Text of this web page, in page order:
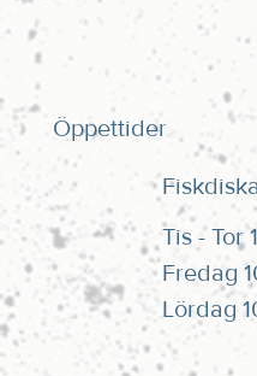
Allsång 10:e
Öppettider
Tis - Tor
Fredag
Lördag